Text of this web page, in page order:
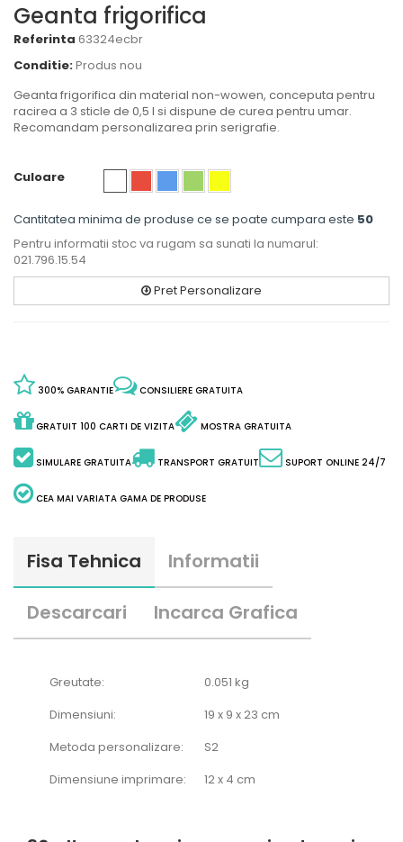
Geanta frigorifica
Referinta 63324ecbr
Conditie:Produs nou
Geanta frigorifica din material non-wowen, conceputa pentru
racirea a 3 sticle de 0,5 l si dispune de curea pentru umar.
Recomandam personalizarea prin serigrafie.
Culoare
Cantitatea minima de produse ce se poate cumpara este 50
Pentru informatii stoc va rugam sa sunati la numarul:
021.796.15.54
Pret Personalizare
300% GARANTIE CONSILIERE GRATUITA
GRATUIT 100 CARTI DE VIZITA MOSTRA GRATUITA
SIMULARE GRATUITA TRANSPORT GRATUIT SUPORT ONLINE 24/7
CEA MAI VARIATA GAMA DE PRODUSE
Fisa Tehnica Informatii
Descarcari Incarca Grafica
Greutate:
0.051 kg
Dimensiuni:
19 x 9 x 23 cm
Metoda personalizare:
S2
Dimensiune imprimare:
12 x 4 cm